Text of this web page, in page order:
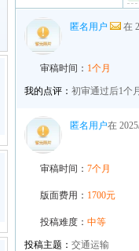
匿名用户 在
审稿时间： 1个月
我的点评： 初审通过后1个
匿名用户在
审稿时间： 7个月
版面费用： 1700元
投稿难度： 中等
投稿主题： 交通运输